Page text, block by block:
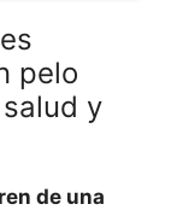
pelo
y
de una